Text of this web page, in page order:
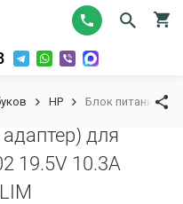
HP Блок питания
для
19.5V 10.3A